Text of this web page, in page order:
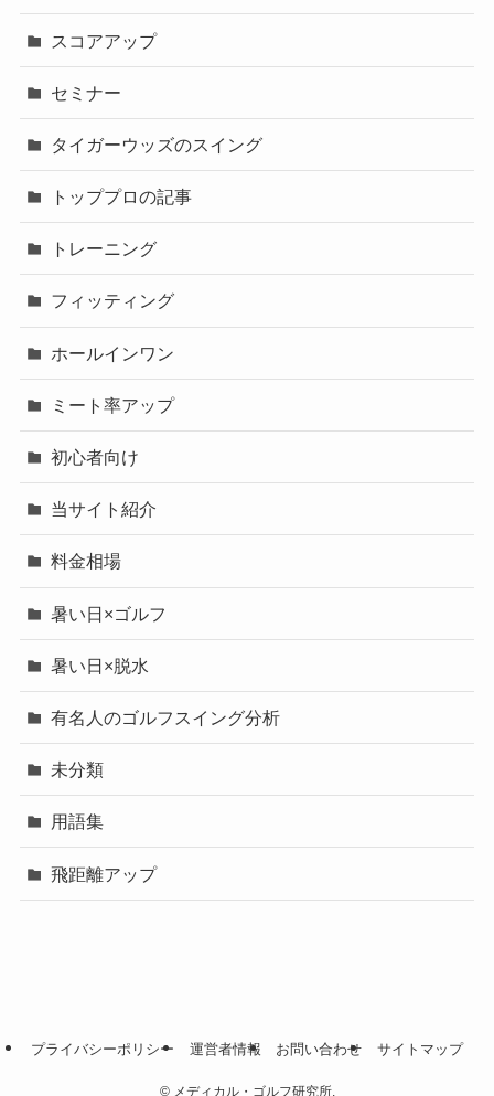
スコアアップ
セミナー
タイガーウッズのスイング
トッププロの記事
トレーニング
フィッティング
ホールインワン
ミート率アップ
初心者向け
当サイト紹介
料金相場
暑い日×ゴルフ
暑い日×脱水
有名人のゴルフスイング分析
未分類
用語集
飛距離アップ
プライバシーポリシー 運営者情報 お問い合わせ サイトマップ
©メディカル・ゴルフ研究所.